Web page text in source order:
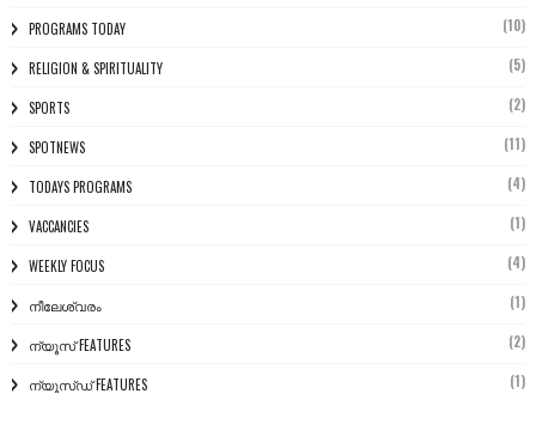
PROGRAMS TODAY (10)
RELIGION & SPIRITUALITY (5)
SPORTS (2)
SPOTNEWS (11)
TODAYS PROGRAMS (4)
VACCANCIES (1)
WEEKLY FOCUS (4)
നീലേശ്വരം (1)
ന്യൂസ് FEATURES (2)
ന്യൂസ്ഡ് FEATURES (1)